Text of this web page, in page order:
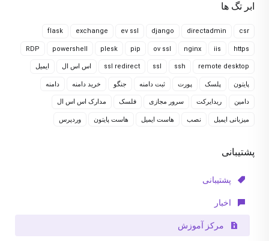
ابر تگ ها
csr
directadmin
django
ev ssl
exchange
flask
https
iis
nginx
ov ssl
pip
plesk
powershell
RDP
remote desktop
ssh
ssl
ssl redirect اس اس ال ایمیل
پایتون پلسک پورت ثبت دامنه جنگو خرید دامنه دامنه
دامین ریدایرکت سرور مجازی فلسک مدارک اس اس ال
میزبانی ایمیل نصب هاست ایمیل هاست پایتون وردپرس
پشتیبانی
پشتیبانی
اخبار
مرکز آموزش